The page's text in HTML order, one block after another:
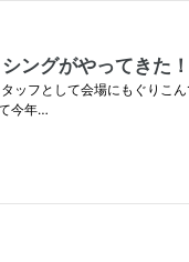
ングがやってきた！
フとして会場にもぐりこ
今年…